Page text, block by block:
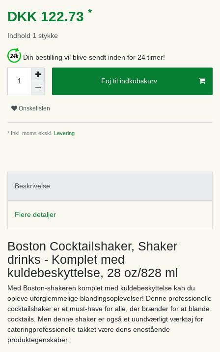
DKK 122.73 *
Indhold 1 stykke
Din bestilling vil blive sendt inden for 24 timer!
Foj til indkobskurv
Onskelisten
* Inkl. moms ekskl. Levering
Beskrivelse
Flere detaljer
Boston Cocktailshaker, Shaker
drinks - Komplet med
kuldebeskyttelse, 28 oz/828 ml
Med Boston-shakeren komplet med kuldebeskyttelse kan du
opleve uforglemmelige blandingsoplevelser! Denne professionelle
cocktailshaker er et must-have for alle, der brænder for at blande
cocktails. Men denne shaker er også et uundværligt værktøj for
cateringprofessionelle takket være dens enestående
produktegenskaber.